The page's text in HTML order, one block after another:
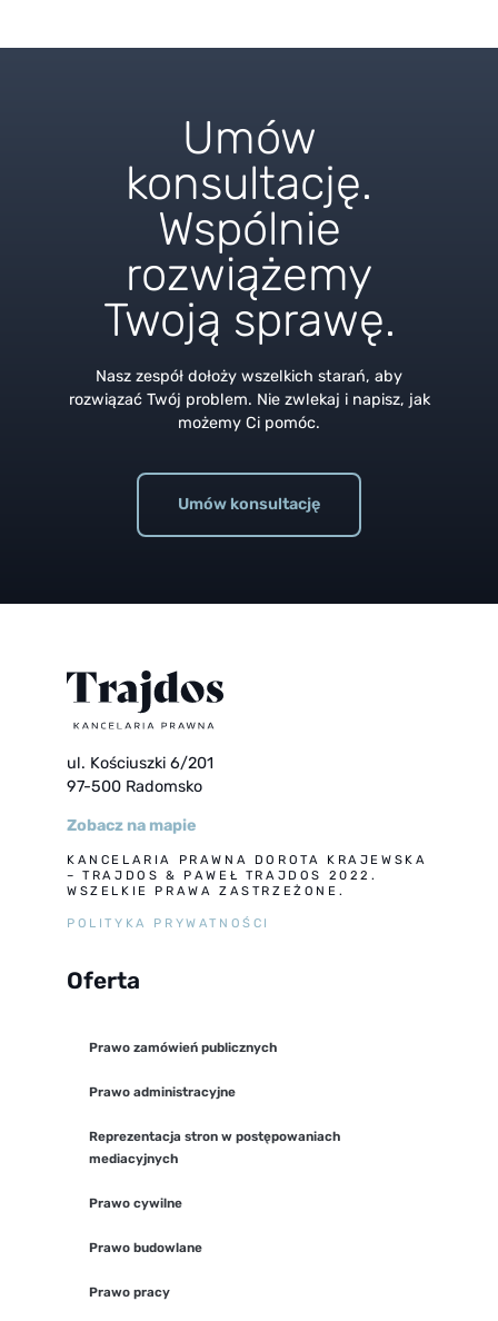
Umów
konsultację.
Wspólnie
rozwiążemy
Twoją sprawę.
Nasz zespół dołoży wszelkich starań, aby
rozwiązać Twój problem. Nie zwlekaj i napisz, jak
możemy Ci pomóc.
Umów konsultację
ul. Kościuszki 6/201
97-500 Radomsko
Zobacz na mapie
KANCELARIA PRAWNA DOROTA KRAJEWSKA
– TRAJDOS & PAWEŁ TRAJDOS 2022.
WSZELKIE PRAWA ZASTRZEŻONE.
POLITYKA PRYWATNOŚCI
Oferta
Prawo zamówień publicznych
Prawo administracyjne
Reprezentacja stron w postępowaniach
mediacyjnych
Prawo cywilne
Prawo budowlane
Prawo pracy